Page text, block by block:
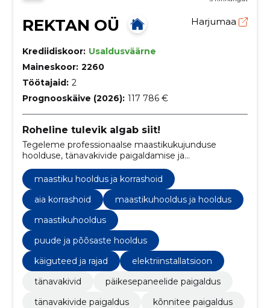
REKTAN OÜ Harjumaa
Krediidiskoor: Usaldusväärne
Maineskoor: 2260
Töötajaid: 2
Prognooskäive (2026): 117 786 €
Roheline tulevik algab siit!
Tegeleme professionaalse maastikukujunduse
hoolduse, tänavakivide paigaldamise ja
päikesepaneelide lahendustega.
maastiku hooldus ja korrashoid
aia korrashoid
maastikuhooldus ja hooldus
maastikuhooldus
puude ja põõsaste hooldus
käiguteed ja rajad
elektriinstallatsioon
tänavakivid
päikesepaneelide paigaldus
tänavakivide paigaldus
kõnnitee paigaldus